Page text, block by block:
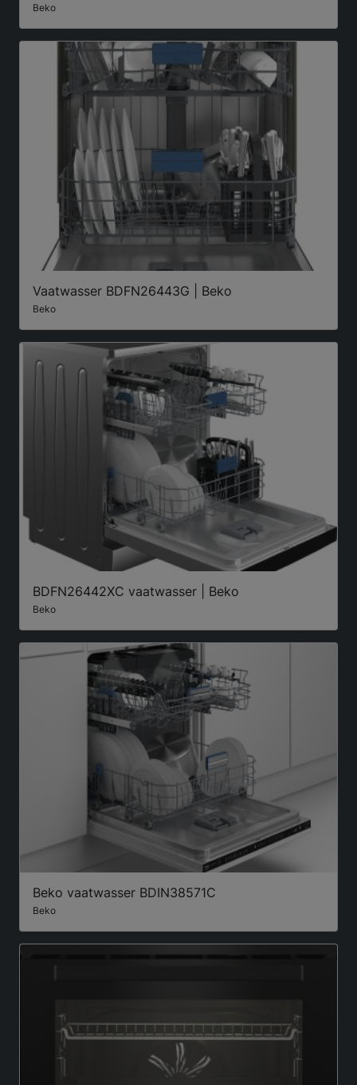
Beko
Vaatwasser BDFN26443G | Beko
Beko
BDFN26442XC vaatwasser | Beko
Beko
Beko vaatwasser BDIN38571C
Beko